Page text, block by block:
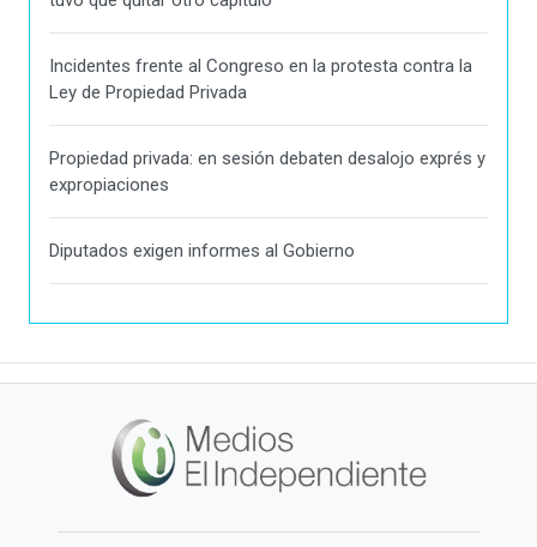
Incidentes frente al Congreso en la protesta contra la
Ley de Propiedad Privada
Propiedad privada: en sesión debaten desalojo exprés y
expropiaciones
Diputados exigen informes al Gobierno